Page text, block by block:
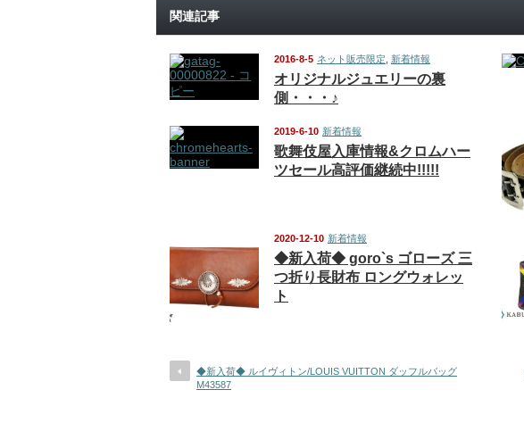
関連記事
2016-8-5 ネット販売限定 新着情報
オリジナルジュエリーの裏
側・・・♪
2019-6-10 新着情報
歌舞伎屋入庫情報&クロムハー
ツセール高評価継続中!!!!!
2020-12-10 新着情報
◆新入荷◆ goro`s ゴローズ 三
つ折り長財布 ロングウォレッ
ト
◆新入荷◆ ルイヴィトン/LOUIS VUITTON ダッフルバッグ
M43587